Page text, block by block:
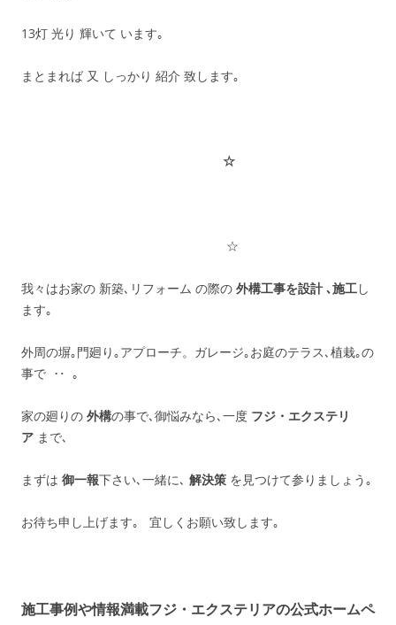
13灯 光り 輝いて います｡
まとまれば 又 しっかり 紹介 致します｡
☆
☆
我々はお家の 新築､リフォーム の際の 外構工事を設計 ､施工し
ます｡
外周の塀｡門廻り｡アプローチ。ガレージ｡お庭のテラス､植栽｡の
事で ‥ ｡
家の廻りの 外構の事で､御悩みなら､一度 フジ・エクステリ
ア まで､
まずは 御一報下さい､一緒に､ 解決策 を見つけて参りましょう｡
お待ち申し上げます｡ 宜しくお願い致します｡
施工事例や情報満載フジ・エクステリアの公式ホームペ